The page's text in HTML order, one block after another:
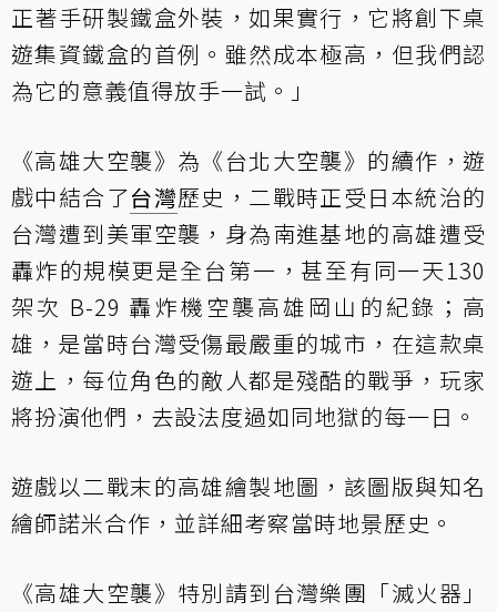
正著手研製鐵盒外裝，如果實行，它將創下桌
遊集資鐵盒的首例。雖然成本極高，但我們認
為它的意義值得放手一試。」
《高雄大空襲》為《台北大空襲》的續作，遊
戲中結合了台灣歷史，二戰時正受日本統治的
台灣遭到美軍空襲，身為南進基地的高雄遭受
轟炸的規模更是全台第一，甚至有同一天130
架次 B-29 轟炸機空襲高雄岡山的紀錄；高
雄，是當時台灣受傷最嚴重的城市，在這款桌
遊上，每位角色的敵人都是殘酷的戰爭，玩家
將扮演他們，去設法度過如同地獄的每一日。
遊戲以二戰末的高雄繪製地圖，該圖版與知名
繪師諾米合作，並詳細考察當時地景歷史。
《高雄大空襲》特別請到台灣樂團「滅火器」